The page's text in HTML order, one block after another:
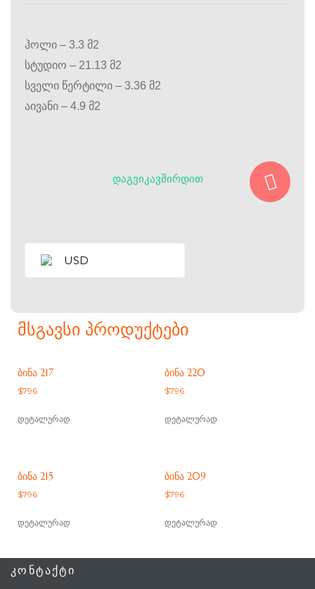
ჰოლი – 3.3 მ2
სტუდიო – 21.13 მ2
სველი წერტილი – 3.36 მ2
აივანი – 4.9 მ2
ᲓᲐᲒᲕᲘᲙᲐᲕᲨᲘᲠᲓᲘᲗ
USD
ᲛᲡᲒᲐᲕᲡᲘ ᲞᲠᲝᲓᲣᲥᲢᲔᲑᲘ
ᲑᲘᲜᲐ 217
$796
დეტალურად
ᲑᲘᲜᲐ 220
$796
დეტალურად
ᲑᲘᲜᲐ 215
$796
დეტალურად
ᲑᲘᲜᲐ 209
$796
დეტალურად
ᲙᲝᲜᲢᲐᲥᲢᲘ